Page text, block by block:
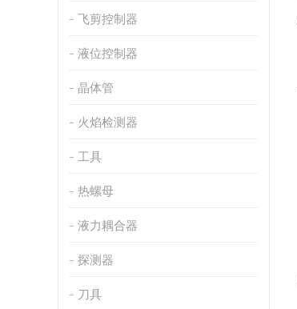
飞剪控制器
液位控制器
晶体管
火焰检测器
工具
热螺母
液力耦合器
探测器
刀具